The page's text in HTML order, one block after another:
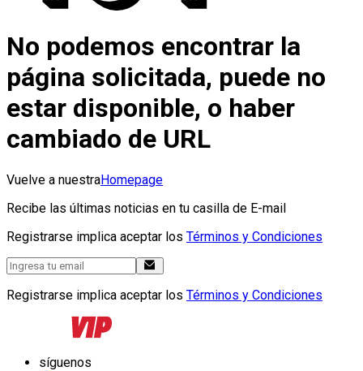
No podemos encontrar la
página solicitada, puede no
estar disponible, o haber
cambiado de URL
Vuelve a nuestraHomepage
Recibe las últimas noticias en tu casilla de E-mail
Registrarse implica aceptar los Términos y Condiciones
Registrarse implica aceptar los Términos y Condiciones
síguenos